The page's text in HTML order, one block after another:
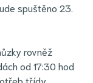
spuštěno 23.
rovněž
od 17:30 hod
třídy.